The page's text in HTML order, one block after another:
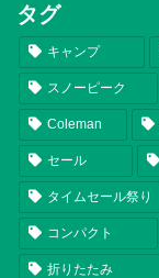
タグ
キャンプ
スノーピーク
Coleman
セール
タイムセール祭り
コンパクト
折りたたみ